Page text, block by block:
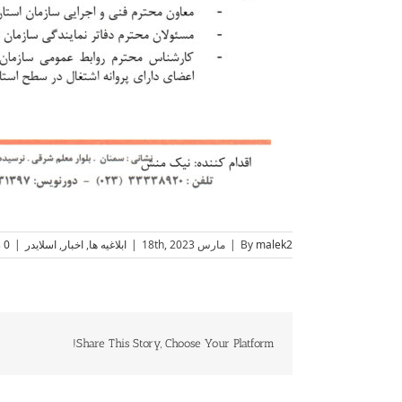
By malek2
| مارس 18th, 2023 | ابلاغیه ها, اخبار, اسلایدر |
0 Comments
Share This Story, Choose Your Platform!